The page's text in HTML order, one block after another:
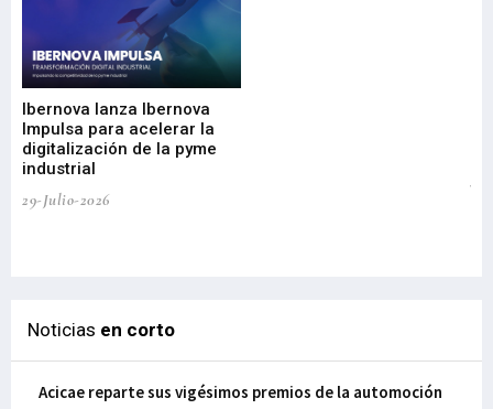
Ibernova lanza Ibernova
Impulsa para acelerar la
digitalización de la pyme
industrial
29-Julio-2026
Noticias en corto
Acicae reparte sus vigésimos premios de la automoción